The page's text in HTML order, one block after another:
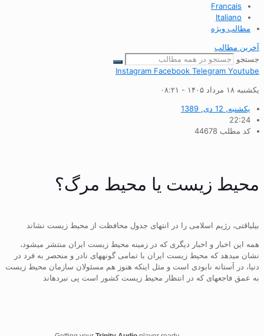
Francais
Italiano
مطالب ویژه
آخرین مطالب
جستجو
Instagram Facebook Telegram Youtube
یکشنبه ۱۸ مرداد ۱۴۰۵ - ۰۸:۲۱
یکشنبه, 12 دی, 1389
22:24
کد مطلب 44678
محیط زیست یا محیط مرگ؟
بیلیاقتی، رژیم اسلامی را در انتهای جدول محافظت از محیط زیست نشاند
همه این اخبار و اخبار دیگری که در زمینه محیط زیست ایران منتشر میشود،
نشان میدهد که محیط زیست ایران با تمامی گونههای نادر و منحصر به فرد در
دنیا، در آستانه نابودی است و مثل اینکه هنوز هم مسئولان سازمان محیط زیست
به عمق فاجعهای که در انتظار محیط زیست کشور است پی نبردهاند